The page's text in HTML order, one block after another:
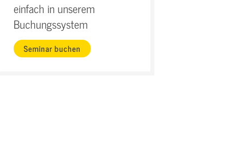
einfach in unserem
Buchungssystem
Seminar buchen